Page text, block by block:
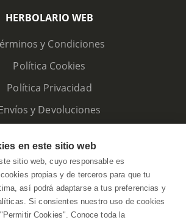
HERBOLARIO WEB
y Condiciones
Política Cookies
Política Privacidad
y Devoluciones
en este sitio web
sitio web, cuyo responsable es
propias y de terceros para que tu
así podrá adaptarse a tus preferencias y
Si consientes nuestro uso de cookies
Cookies". Conoce toda la